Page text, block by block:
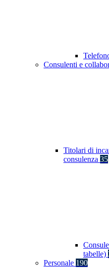
Consulenti e
Titolari di
consulenza 35
tabelle)
Personale 190